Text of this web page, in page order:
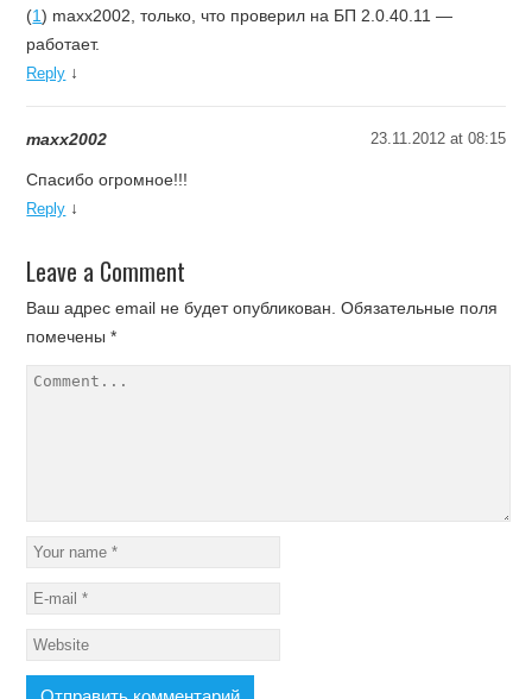
(1) maxx2002, только, что проверил на БП 2.0.40.11 —
работает.
Reply ↓
maxx2002 23.11.2012 at 08:15
Спасибо огромное!!!
Reply ↓
Leave a Comment
Ваш адрес email не будет опубликован. Обязательные поля
помечены*